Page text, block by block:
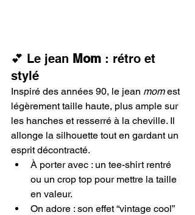
💕 Le jean Mom : rétro et
stylé
Inspiré des années 90, le jean mom est
légèrement taille haute, plus ample sur
les hanches et resserré à la cheville. Il
allonge la silhouette tout en gardant un
esprit décontracté.
À porter avec : un tee-shirt rentré
ou un crop top pour mettre la taille
en valeur.
On adore : son effet “vintage cool”